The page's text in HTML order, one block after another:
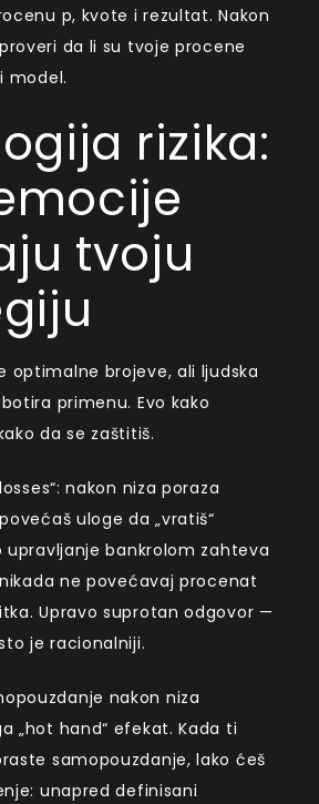
p, kvote i rezultat. Nakon
da li su tvoje procene
model.
rizika:
tvoju
optimalne brojeve, ali ljudska
primenu. Evo kako
da se zaštitiš.
nakon niza poraza
uloge da „vratiš“
upravljanje bankrolom zahteva
ne povećavaj procenat
Upravo suprotan odgovor —
je racionalniji.
nakon niza
„hot hand“ efekat. Kada ti
samopouzdanje, lako ćeš
unapred definisani